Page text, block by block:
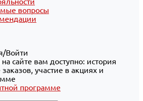
вопросы
Войти
сайте вам доступно: история
участие в акциях и
программе